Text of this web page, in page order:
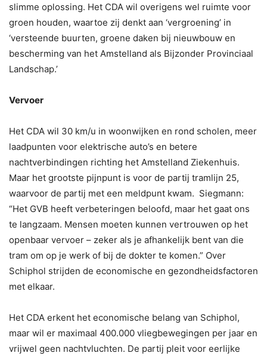
slimme oplossing. Het CDA wil overigens wel ruimte voor
groen houden, waartoe zij denkt aan ‘vergroening’ in
‘versteende buurten, groene daken bij nieuwbouw en
bescherming van het Amstelland als Bijzonder Provinciaal
Landschap.’
Vervoer
Het CDA wil 30 km/u in woonwijken en rond scholen, meer
laadpunten voor elektrische auto’s en betere
nachtverbindingen richting het Amstelland Ziekenhuis.
Maar het grootste pijnpunt is voor de partij tramlijn 25,
waarvoor de partij met een meldpunt kwam. Siegmann:
“Het GVB heeft verbeteringen beloofd, maar het gaat ons
te langzaam. Mensen moeten kunnen vertrouwen op het
openbaar vervoer – zeker als je afhankelijk bent van die
tram om op je werk of bij de dokter te komen.” Over
Schiphol strijden de economische en gezondheidsfactoren
met elkaar.
Het CDA erkent het economische belang van Schiphol,
maar wil er maximaal 400.000 vliegbewegingen per jaar en
vrijwel geen nachtvluchten. De partij pleit voor eerlijke